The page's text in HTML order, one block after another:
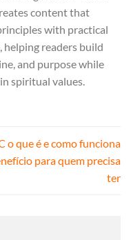
content that
with practical
helping readers build
and purpose while
spiritual values.
o que é e como funciona
para quem precisa
ter